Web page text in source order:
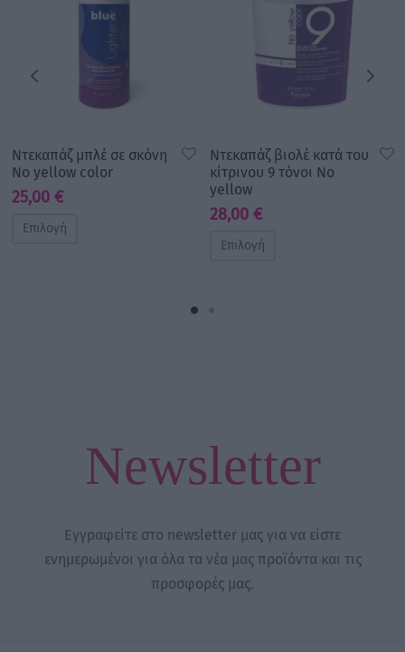
Ντεκαπάζ μπλέ σε σκόνη
No yellow color
25,00 €
Επιλογή
Ντεκαπάζ βιολέ κατά του
κίτρινου 9 τόνοι No
yellow
28,00 €
Επιλογή
Newsletter
Εγγραφείτε στο newsletter μας για να είστε
ενημερωμένοι για όλα τα νέα μας προϊόντα και τις
προσφορές μας.